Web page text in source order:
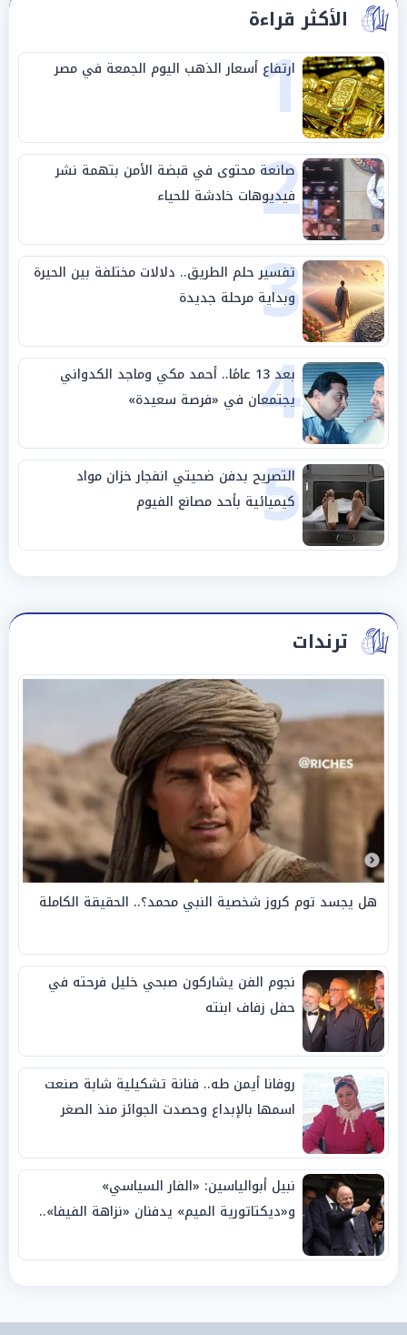
الأكثر قراءة
1
ارتفاع أسعار الذهب اليوم الجمعة في مصر
2
صانعة محتوى في قبضة الأمن بتهمة نشر
فيديوهات خادشة للحياء
3
تفسير حلم الطريق.. دلالات مختلفة بين الحيرة
وبداية مرحلة جديدة
4 بعد 13 عامًا.. أحمد مكي وماجد الكدواني
يجتمعان في «فرصة سعيدة»
5
التصريح بدفن ضحيتي انفجار خزان مواد
كيميائية بأحد مصانع الفيوم
ترندات
هل يجسد توم كروز شخصية النبي محمد؟.. الحقيقة الكاملة
نجوم الفن يشاركون صبحي خليل فرحته في
حفل زفاف ابنته
روفانا أيمن طه.. فنانة تشكيلية شابة صنعت
اسمها بالإبداع وحصدت الجوائز منذ الصغر
نبيل أبوالياسين: «الفار السياسي»
و«ديكتاتورية الميم» يدفنان «نزاهة الفيفا»..